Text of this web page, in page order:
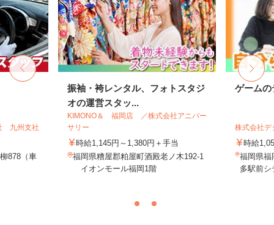
九州支社
878（車
振袖・袴レンタル、フォトスタジ
オの運営スタッ...
KIMONO＆ 福岡店 ／株式会社アニバー
サリー
時給1,145円～1,380円＋手当
福岡県糟屋郡粕屋町酒殿老ノ木192-1
イオンモール福岡1階
ゲームの
株式会社
時給
福岡県福
多駅前